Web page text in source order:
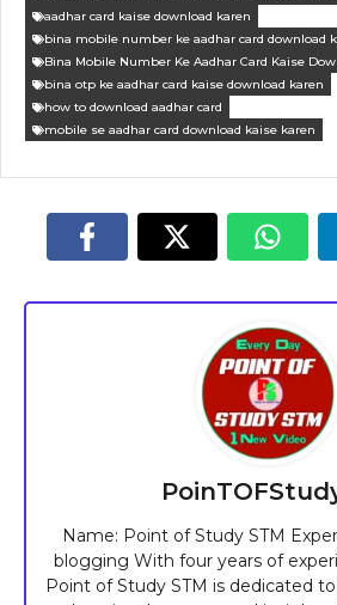
aadhar card kaise download karen
bina mobile number ke aadhar card download
Bina Mobile Number Ke Aadhar Card Kaise
bina otp ke aadhar card kaise download karen
how to download aadhar card
mobile se aadhar card download kaise karen
Name: Point of Study STM
blogging With four years of
Point of Study STM is dedicated